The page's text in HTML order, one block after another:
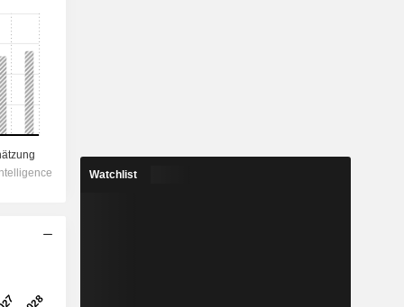
Watchlist